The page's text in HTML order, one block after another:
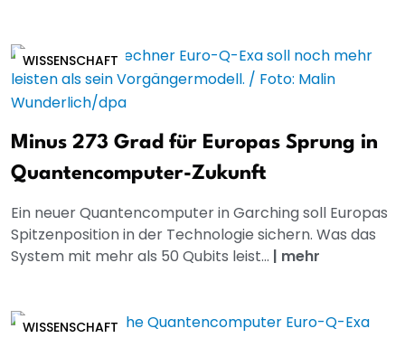
WISSENSCHAFT
Minus 273 Grad für Europas Sprung in
Quantencomputer-Zukunft
Ein neuer Quantencomputer in Garching soll Europas
Spitzenposition in der Technologie sichern. Was das
System mit mehr als 50 Qubits leist... | mehr
WISSENSCHAFT